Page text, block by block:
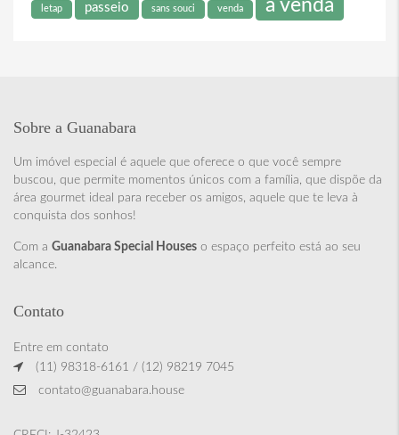
letap passeio sans souci venda à venda
Sobre a Guanabara
Um imóvel especial é aquele que oferece o que você sempre
buscou, que permite momentos únicos com a família, que dispõe da
área gourmet ideal para receber os amigos, aquele que te leva à
conquista dos sonhos!
Com a Guanabara Special Houses o espaço perfeito está ao seu
alcance.
Contato
Entre em contato
(11) 98318-6161 / (12) 98219 7045
contato@guanabara.house